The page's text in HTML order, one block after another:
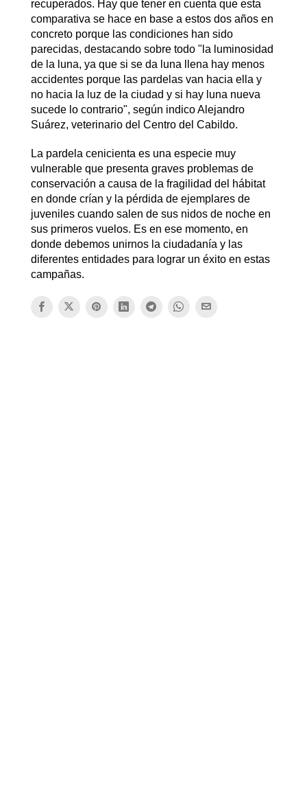
recuperados. Hay que tener en cuenta que esta
comparativa se hace en base a estos dos años en
concreto porque las condiciones han sido
parecidas, destacando sobre todo "la luminosidad
de la luna, ya que si se da luna llena hay menos
accidentes porque las pardelas van hacia ella y
no hacia la luz de la ciudad y si hay luna nueva
sucede lo contrario", según indico Alejandro
Suárez, veterinario del Centro del Cabildo.
La pardela cenicienta es una especie muy
vulnerable que presenta graves problemas de
conservación a causa de la fragilidad del hábitat
en donde crían y la pérdida de ejemplares de
juveniles cuando salen de sus nidos de noche en
sus primeros vuelos. Es en ese momento, en
donde debemos unirnos la ciudadanía y las
diferentes entidades para lograr un éxito en estas
campañas.